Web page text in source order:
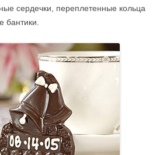
сердечки, переплетенные кольца
бантики.